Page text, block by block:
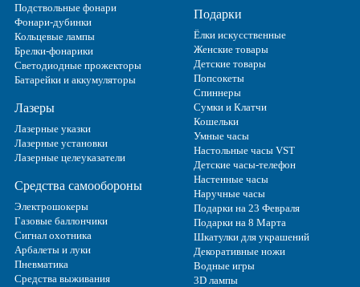
Подствольные фонари
Фонари-дубинки
Кольцевые лампы
Брелки-фонарики
Светодиодные прожекторы
Батарейки и аккумуляторы
Лазеры
Лазерные указки
Лазерные установки
Лазерные целеуказатели
Средства самообороны
Электрошокеры
Газовые баллончики
Сигнал охотника
Арбалеты и луки
Пневматика
Средства выживания
Подарки
Ёлки искусственные
Женские товары
Детские товары
Попсокеты
Спиннеры
Сумки и Клатчи
Кошельки
Умные часы
Настольные часы VST
Детские часы-телефон
Настенные часы
Наручные часы
Подарки на 23 Февраля
Подарки на 8 Марта
Шкатулки для украшений
Декоративные ножи
Водные игры
3D лампы